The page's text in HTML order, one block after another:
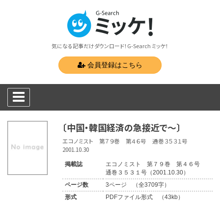
気になる記事だけダウンロード！G-Search ミッケ！
会員登録はこちら
〔中国・韓国経済の急接近で〜〕
エコノミスト 第７９巻 第４６号 通巻３５３１号
2001.10.30
掲載誌
エコノミスト 第７９巻 第４６号
通巻３５３１号（2001.10.30）
ページ数
3ページ （全3709字）
形式
PDFファイル形式 （43kb）